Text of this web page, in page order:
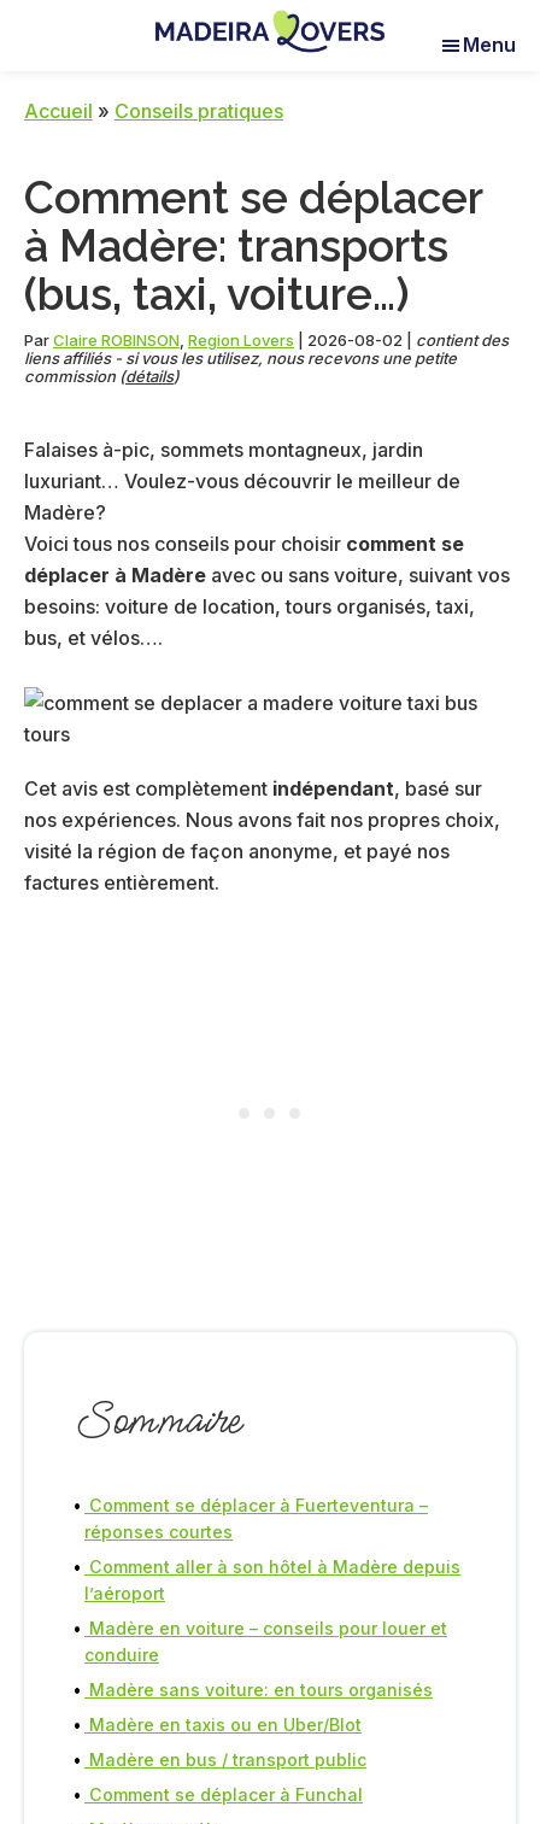
content
sidebar
réveiller
à
Madère
Menu
Accueil » Conseils pratiques
Comment se déplacer
à Madère: transports
(bus, taxi, voiture…)
ParClaire ROBINSON Region Lovers 2026-08-02
contient des
liens affiliés - si vous les utilisez, nous recevons une petite
commission (détails)
Falaises à-pic, sommets montagneux, jardin
luxuriant… Voulez-vous découvrir le meilleur de
Madère?
Voici tous nos conseils pour choisir comment se
déplacer à Madère avec ou sans voiture, suivant vos
besoins: voiture de location, tours organisés, taxi,
bus, et vélos….
Cet avis est complètement indépendant, basé sur
nos expériences. Nous avons fait nos propres choix,
visité la région de façon anonyme, et payé nos
factures entièrement.
Sommaire
Comment se déplacer à Fuerteventura –
réponses courtes
Comment aller à son hôtel à Madère depuis
l’aéroport
Madère en voiture – conseils pour louer et
conduire
Madère sans voiture: en tours organisés
Madère en taxis ou en Uber/Blot
Madère en bus / transport public
Comment se déplacer à Funchal